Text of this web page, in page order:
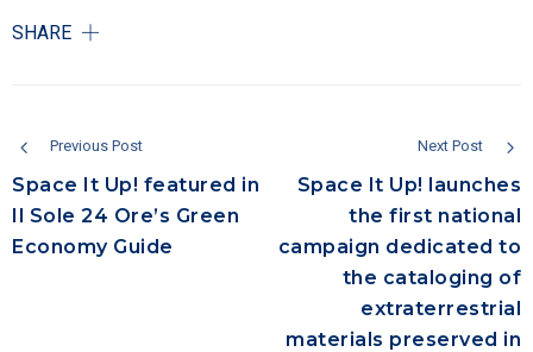
SHARE
Previous Post
Space It Up! featured in
Il Sole 24 Ore’s Green
Economy Guide
Next Post
Space It Up! launches
the first national
campaign dedicated to
the cataloging of
extraterrestrial
materials preserved in